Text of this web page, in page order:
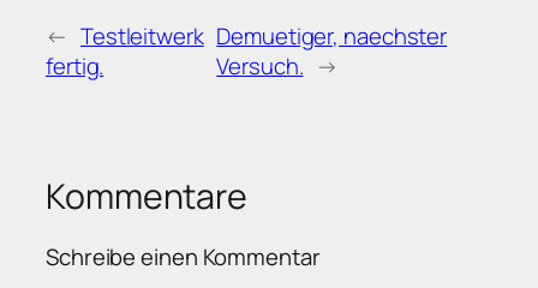
← Testleitwerk
fertig.
Demuetiger, naechster
Versuch. →
Kommentare
Schreibe einen Kommentar